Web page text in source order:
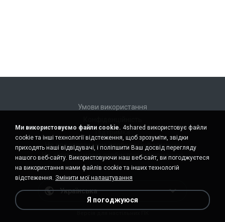
Умови використання
Підтримка
Не продавати мою особисту інформацію
Не ділитися моєю особистою інформацією
Українська
Ми використовуємо файли cookie. 4shared використовує файли
cookie та інші технології відстеження, щоб зрозуміти, звідки
приходять наші відвідувачі, і поліпшити Ваш досвід перегляду
нашого веб-сайту. Використовуючи наш веб-сайт, ви погоджуєтеся
на використання нами файлів cookie та інших технологій
відстеження. Змінити мої налаштування
Я погоджуюся